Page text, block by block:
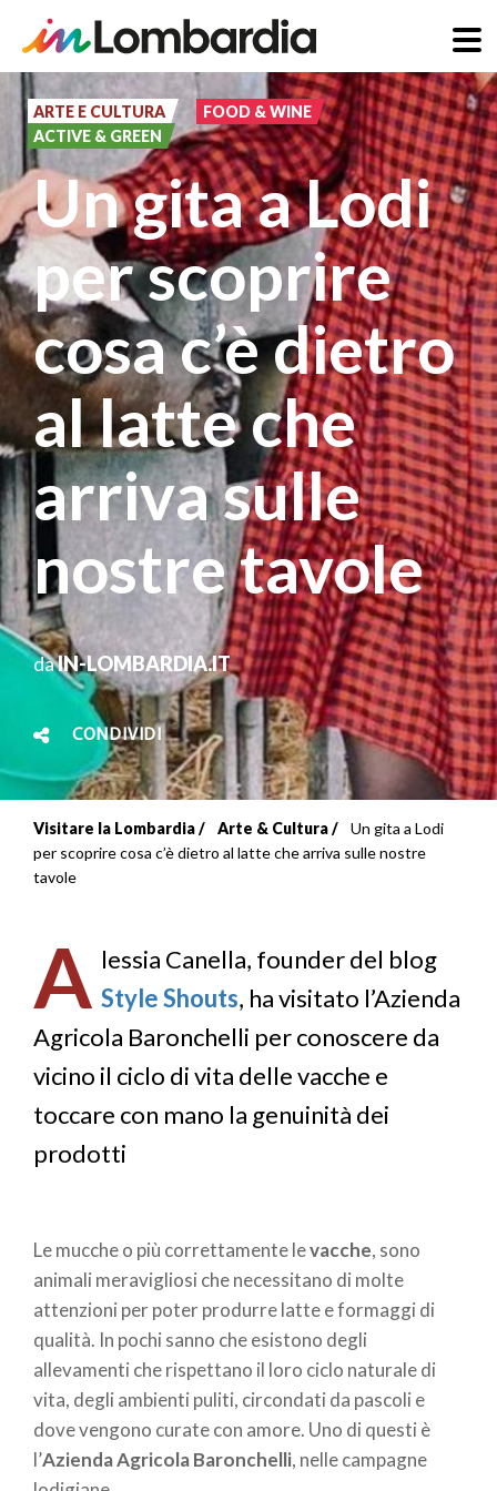
Salta
contenuto
principale
ARTE E CULTURA
FOOD & WINE
ACTIVE & GREEN
Un gita a Lodi
per scoprire
cosa c’è dietro
al latte che
arriva sulle
nostre tavole
daIN-LOMBARDIA.IT
CONDIVIDI
Briciole
di
pane
Visitare la Lombardia Arte & Cultura
Un gita a Lodi
per scoprire cosa c’è dietro al latte che arriva sulle nostre
tavole
A lessia Canella, founder del blog
Style Shouts, ha visitato l’Azienda
Agricola Baronchelli per conoscere da
vicino il ciclo di vita delle vacche e
toccare con mano la genuinità dei
prodotti
Le mucche o più correttamente levacche, sono
animali meravigliosi che necessitano di molte
attenzioni per poter produrre latte e formaggi di
qualità. In pochi sanno che esistono degli
allevamenti che rispettano il loro ciclo naturale di
vita, degli ambienti puliti, circondati da pascoli e
dove vengono curate con amore. Uno di questi è
l’Azienda Agricola Baronchelli, nelle campagne